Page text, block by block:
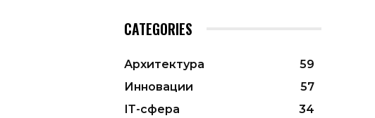
CATEGORIES
Архитектура
59
Инновации
57
ІТ-сфера
34